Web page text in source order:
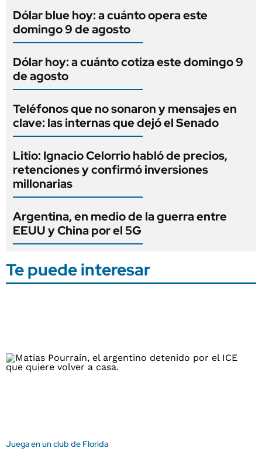
Dólar blue hoy: a cuánto opera este
domingo 9 de agosto
Dólar hoy: a cuánto cotiza este domingo 9
de agosto
Teléfonos que no sonaron y mensajes en
clave: las internas que dejó el Senado
Litio: Ignacio Celorrio habló de precios,
retenciones y confirmó inversiones
millonarias
Argentina, en medio de la guerra entre
EEUU y China por el 5G
Te puede interesar
Juega en un club de Florida